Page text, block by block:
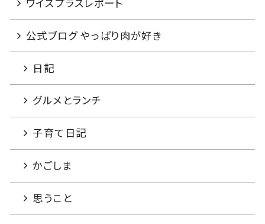
ワイズプラスレポート
公式ブログ やっぱり肉が好き
日記
グルメとランチ
子育て日記
かごしま
思うこと